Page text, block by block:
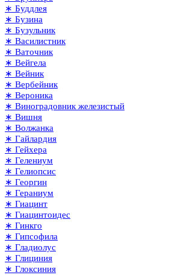
∗ Буддлея
∗ Бузина
∗ Бузульник
∗ Василистник
∗ Ваточник
∗ Вейгела
∗ Вейник
∗ Вербейник
∗ Вероника
∗ Виноградовник железистый
∗ Вишня
∗ Волжанка
∗ Гайлардия
∗ Гейхера
∗ Гелениум
∗ Гелиопсис
∗ Георгин
∗ Гераниум
∗ Гиацинт
∗ Гиацинтоидес
∗ Гинкго
∗ Гипсофила
∗ Гладиолус
∗ Глициния
∗ Глоксиния